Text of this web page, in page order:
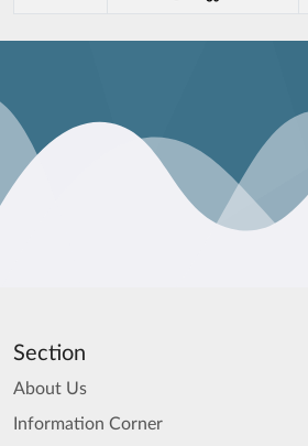
Section
About Us
Information Corner